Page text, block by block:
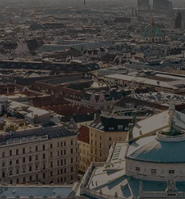
へ
ジ
の
ト
ッ
プ
へ
非
表
示